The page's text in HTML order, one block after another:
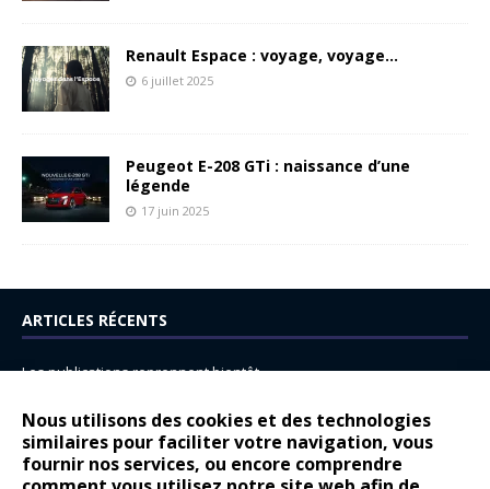
Nous utilisons des cookies et des technologies
similaires pour faciliter votre navigation, vous
fournir nos services, ou encore comprendre
Renault Espace : voyage, voyage…
6 juillet 2025
Peugeot E-208 GTi : naissance d’une
légende
17 juin 2025
ARTICLES RÉCENTS
Les publications reprennent bientôt…
14 juillet : nouveau film de marque pour Citroën
Renault Espace : voyage, voyage…